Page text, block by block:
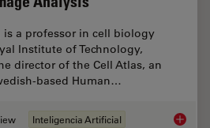
is a professor in cell biology
Institute of Technology,
director of the Cell Atlas, an
based Human…
Inteligencia Artificial